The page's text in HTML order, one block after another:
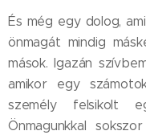
És még egy dolog,
önmagát mindig
mások. Igazán
amikor egy
személy felsikolt
Önmagunkkal